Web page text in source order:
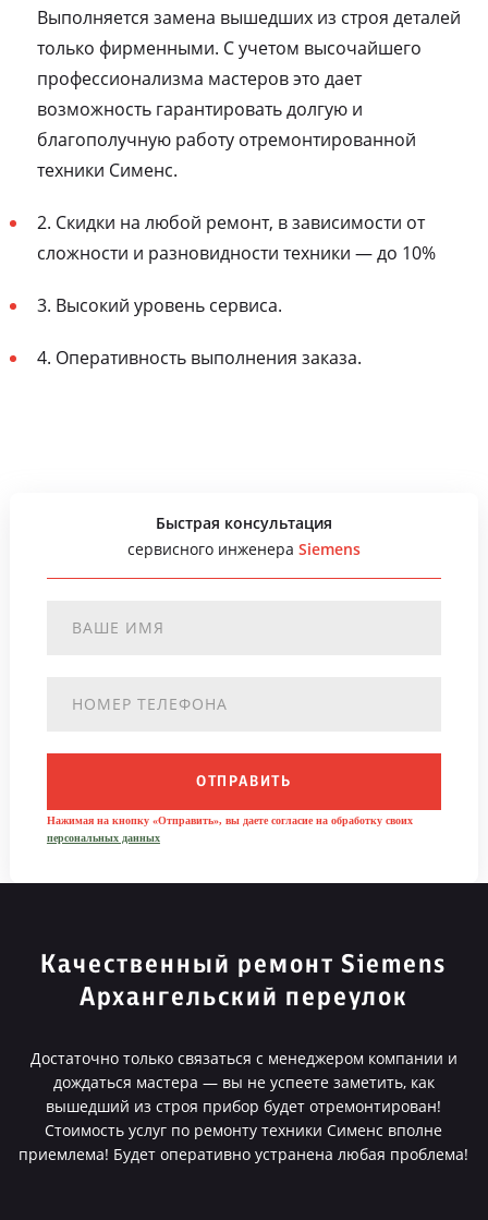
Выполняется замена вышедших из строя деталей
только фирменными. С учетом высочайшего
профессионализма мастеров это дает
возможность гарантировать долгую и
благополучную работу отремонтированной
техники Сименс.
2. Скидки на любой ремонт, в зависимости от
сложности и разновидности техники — до 10%
3. Высокий уровень сервиса.
4. Оперативность выполнения заказа.
Быстрая консультация
сервисного инженера Siemens
ОТПРАВИТЬ
Нажимая на кнопку «Отправить», вы даете согласие на обработку своих
персональных данных
Качественный ремонт Siemens
Архангельский переулок
Достаточно только связаться с менеджером компании и
дождаться мастера — вы не успеете заметить, как
вышедший из строя прибор будет отремонтирован!
Стоимость услуг по ремонту техники Сименс вполне
приемлема! Будет оперативно устранена любая проблема!